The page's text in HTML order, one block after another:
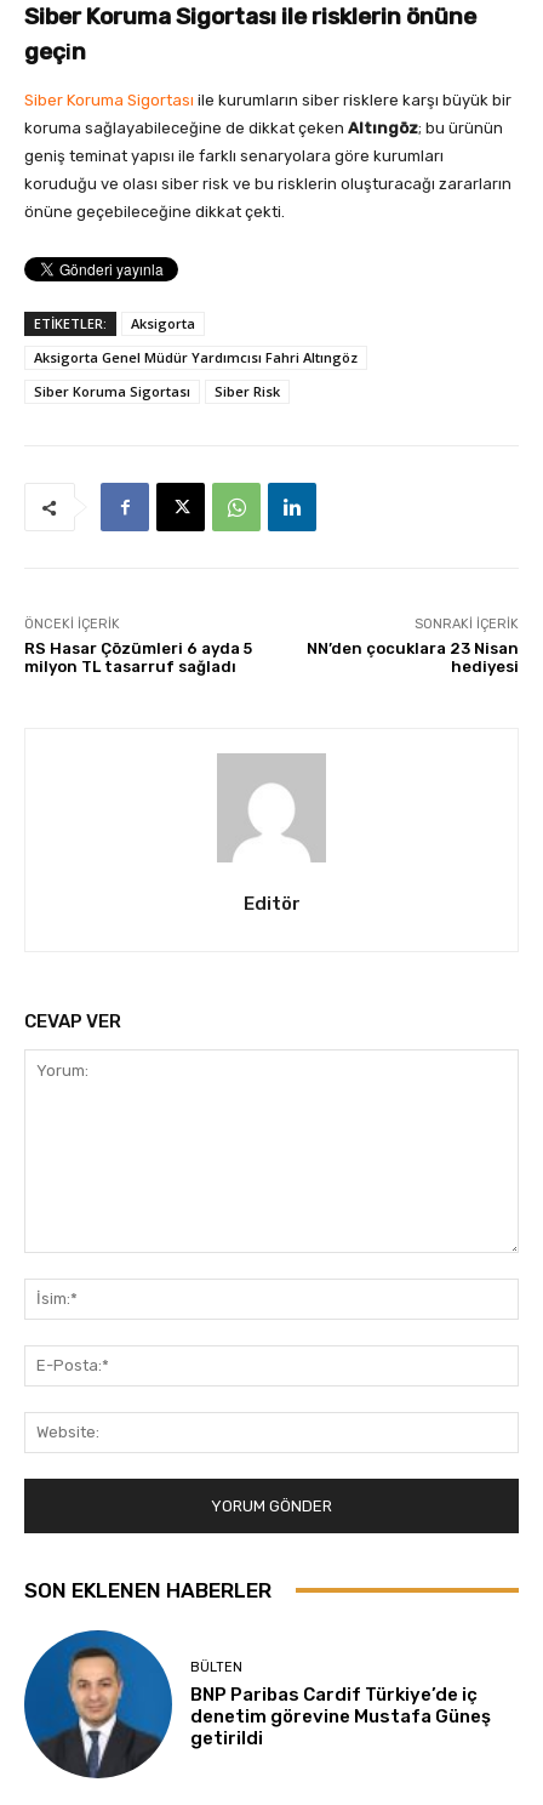
Siber Koruma Sigortası ile risklerin önüne
geçin
Siber Koruma Sigortası ile kurumların siber risklere karşı büyük bir
koruma sağlayabileceğine de dikkat çeken Altıngöz; bu ürünün
geniş teminat yapısı ile farklı senaryolara göre kurumları
koruduğu ve olası siber risk ve bu risklerin oluşturacağı zararların
önüne geçebileceğine dikkat çekti.
ETİKETLER:
Aksigorta
Aksigorta Genel Müdür Yardımcısı Fahri Altıngöz
Siber Koruma Sigortası
Siber Risk
ÖNCEKI İÇERIK
RS Hasar Çözümleri 6 ayda 5
milyon TL tasarruf sağladı
SONRAKI İÇERIK
NN’den çocuklara 23 Nisan
hediyesi
Editör
CEVAP VER
SON EKLENEN HABERLER
BÜLTEN
BNP Paribas Cardif Türkiye’de iç
denetim görevine Mustafa Güneş
getirildi